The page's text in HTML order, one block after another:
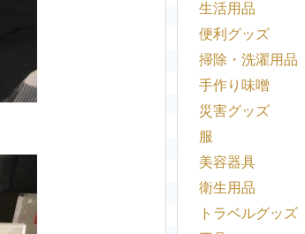
生活用品
便利グッズ
掃除・洗濯用品
手作り味噌
災害グッズ
服
美容器具
衛生用品
トラベルグッズ